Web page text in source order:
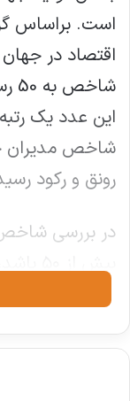
است. براساس
این عدد یک
شاخص مدیران
رونق و رکود
در بررسی
رکود است که
گذشته